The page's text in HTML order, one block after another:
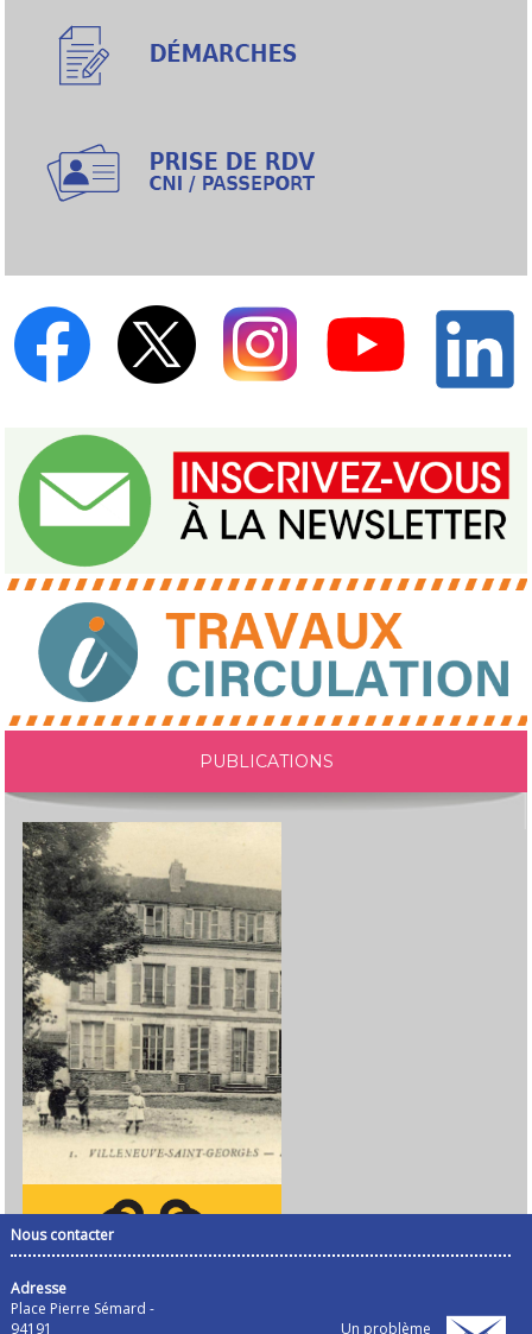
PUBLICATIONS
Nous contacter
Adresse
Place Pierre Sémard -
94191
Un problème